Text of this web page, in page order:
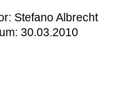
Stefano Albrecht
30.03.2010